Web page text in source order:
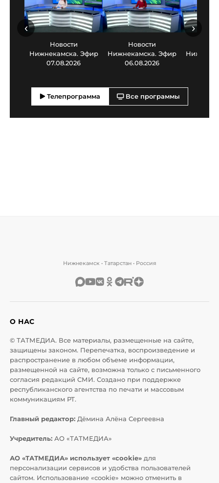
Новости
Нижнекамска. Эфир
07.08.2026
Новости
Нижнекамска. Эфир
06.08.2026
‹ ›
Телепрограмма Все программы
Нижнекамск • Татарстан • Россия
О НАС
© ТАТМЕДИА. Все материалы, размещенные на сайте,
защищены законом. Перепечатка, воспроизведение и
распространение в любом объеме информации,
размещенной на сайте, возможна только с письменного
согласия редакций СМИ. Создано при поддержке
республиканского агентства по печати и массовым
коммуникациям РТ.
Главный редактор: Дёмина Алёна Сергеевна
Учредитель: АО «ТАТМЕДИА»
АО «ТАТМЕДИА» использует «cookie» для
персонализации сервисов и удобства пользователей
сайтом. Использование «cookie» можно отменить в